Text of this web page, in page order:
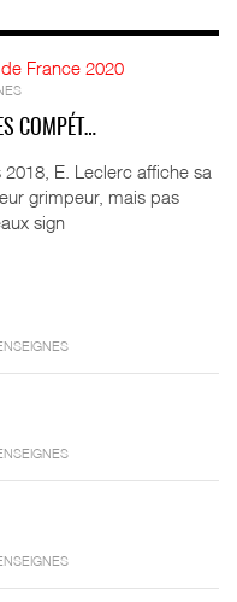
COMPÉT…
E. Leclerc affiche sa
grimpeur, mais pas
sign